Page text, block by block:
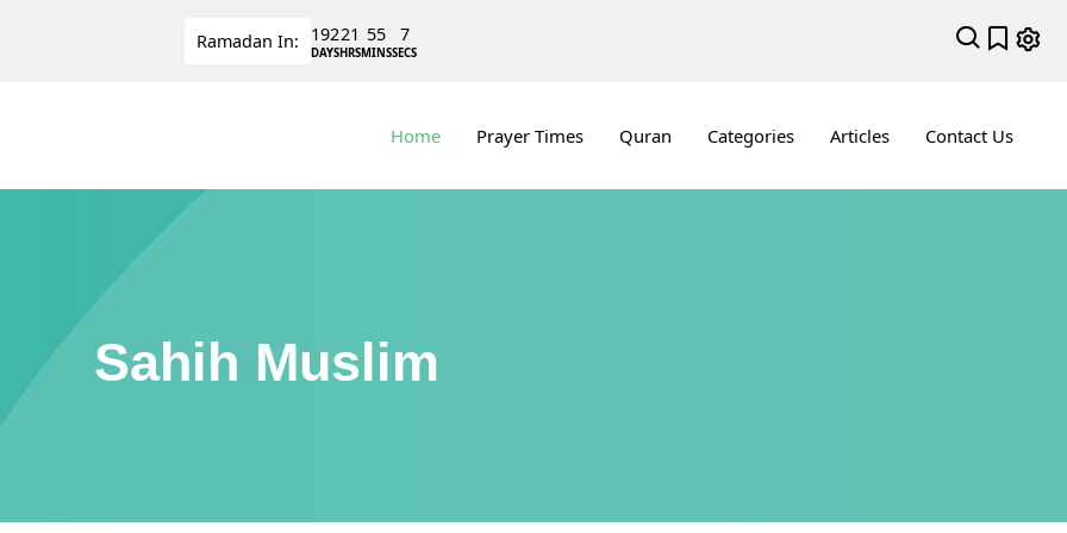
Ramadan In: 192
DAYS
21
HRS
55
MINS
6
SECS
Home Prayer Times Quran Categories Articles Contact Us
Sahih Muslim